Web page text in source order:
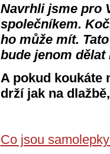
Navrhli jsme pro
společníkem.
ho může mít.
bude jenom dělat
A pokud koukáte
drží jak na
Co jsou